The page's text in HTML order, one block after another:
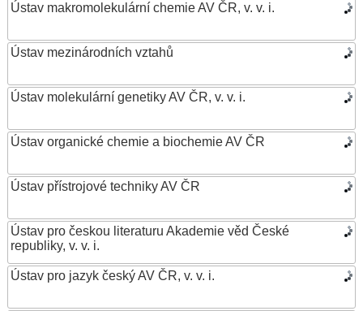
Ústav makromolekulární chemie AV ČR, v. v. i.
Ústav mezinárodních vztahů
Ústav molekulární genetiky AV ČR, v. v. i.
Ústav organické chemie a biochemie AV ČR
Ústav přístrojové techniky AV ČR
Ústav pro českou literaturu Akademie věd České
republiky, v. v. i.
Ústav pro jazyk český AV ČR, v. v. i.